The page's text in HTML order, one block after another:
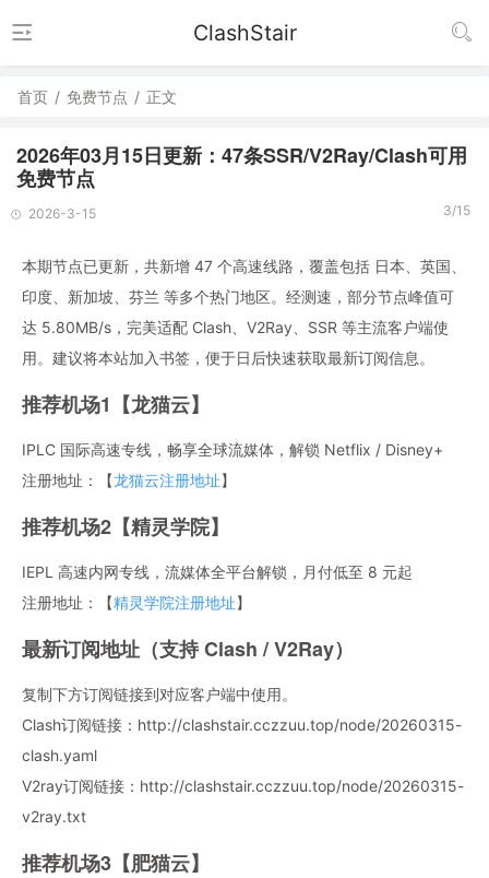
ClashStair
首页 / 免费节点 / 正文
2026年03月15日更新：47条SSR/V2Ray/Clash可用
免费节点
2026-3-15 3/15
本期节点已更新，共新增 47 个高速线路，覆盖包括 日本、英国、
印度、新加坡、芬兰 等多个热门地区。经测速，部分节点峰值可
达 5.80MB/s，完美适配 Clash、V2Ray、SSR 等主流客户端使
用。建议将本站加入书签，便于日后快速获取最新订阅信息。
推荐机场1【龙猫云】
IPLC 国际高速专线，畅享全球流媒体，解锁 Netflix / Disney+
注册地址：【龙猫云注册地址】
推荐机场2【精灵学院】
IEPL 高速内网专线，流媒体全平台解锁，月付低至 8 元起
注册地址：【精灵学院注册地址】
最新订阅地址（支持 Clash / V2Ray）
复制下方订阅链接到对应客户端中使用。
Clash订阅链接：http://clashstair.cczzuu.top/node/20260315-
clash.yaml
V2ray订阅链接：http://clashstair.cczzuu.top/node/20260315-
v2ray.txt
推荐机场3【肥猫云】